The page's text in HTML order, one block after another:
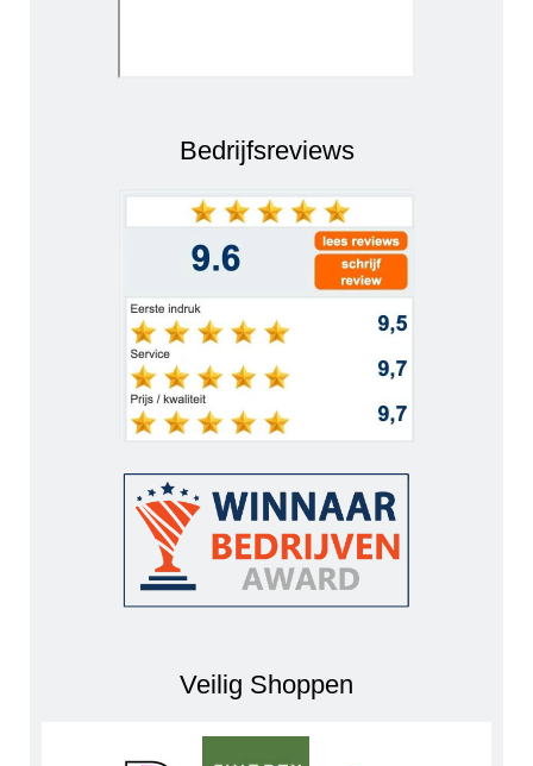
Bedrijfsreviews
Veilig Shoppen